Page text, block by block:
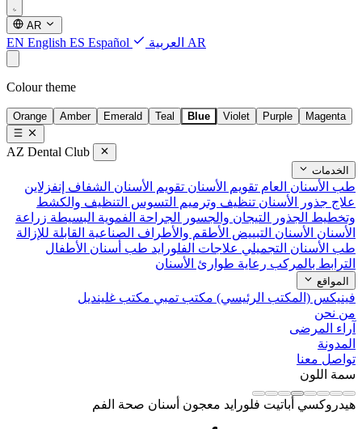
AR
EN English ES Español AR العربية
Colour theme
Orange Amber Emerald Teal Blue Violet Purple Magenta
AZ Dental Club
الخدمات
طب الأسنان العام تقويم الأسنان تقويم الأسنان الشفاف إنفزلاين
علاج جذور الأسنان تنظيف وترميم التسوس التنظيف والكشط
وتخطيط الجذور
التيجان والجسور الجراحة الفموية البسيطة زراعة
الأسنان الأسنان التبييض الأطقم والأطراف الصناعية القابلة للإزالة
طب الأسنان التجميلي علاجات الفلورايد طب أسنان الأطفال
الترابط بالمركب رعاية طوارئ الأسنان
المواقع
فينيكس (المكتب الرئيسي) مكتب تمبي مكتب غلينديل
من نحن
آراء المرضى
المدونة
تواصل معنا
سمة اللون
هيدروكسي أباتيت فلورايد معجون أسنان صحة الفم